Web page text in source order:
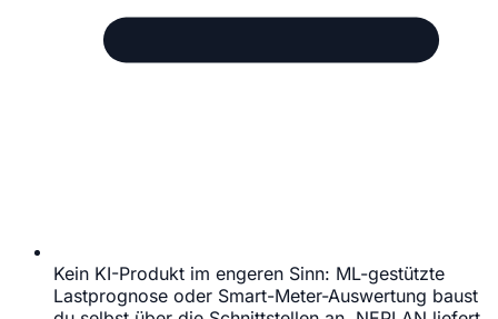
Kein KI-Produkt im engeren Sinn: ML-gestützte
Lastprognose oder Smart-Meter-Auswertung baust